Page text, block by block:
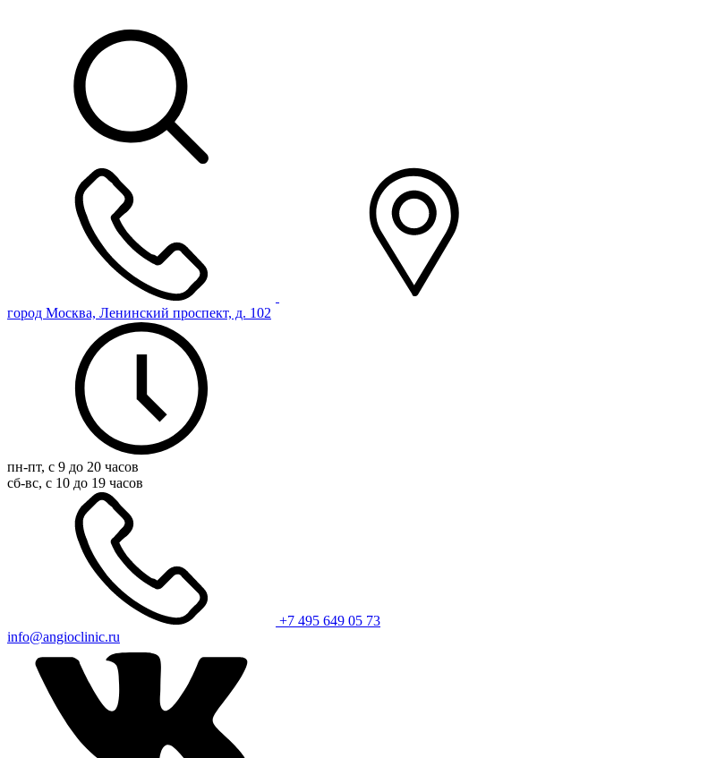
город Москва, Ленинский проспект, д. 102
пн-пт, с 9 до 20 часов
сб-вс, с 10 до 19 часов
+7 495 649 05 73
info@angioclinic.ru